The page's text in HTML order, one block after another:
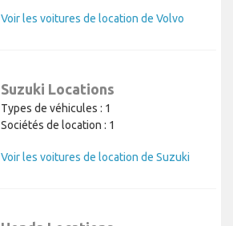
Voir les voitures de location de Volvo
Suzuki Locations
Types de véhicules : 1
Sociétés de location : 1
Voir les voitures de location de Suzuki